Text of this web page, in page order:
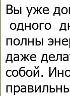
Вы уже
одного
полны
даже
собой.